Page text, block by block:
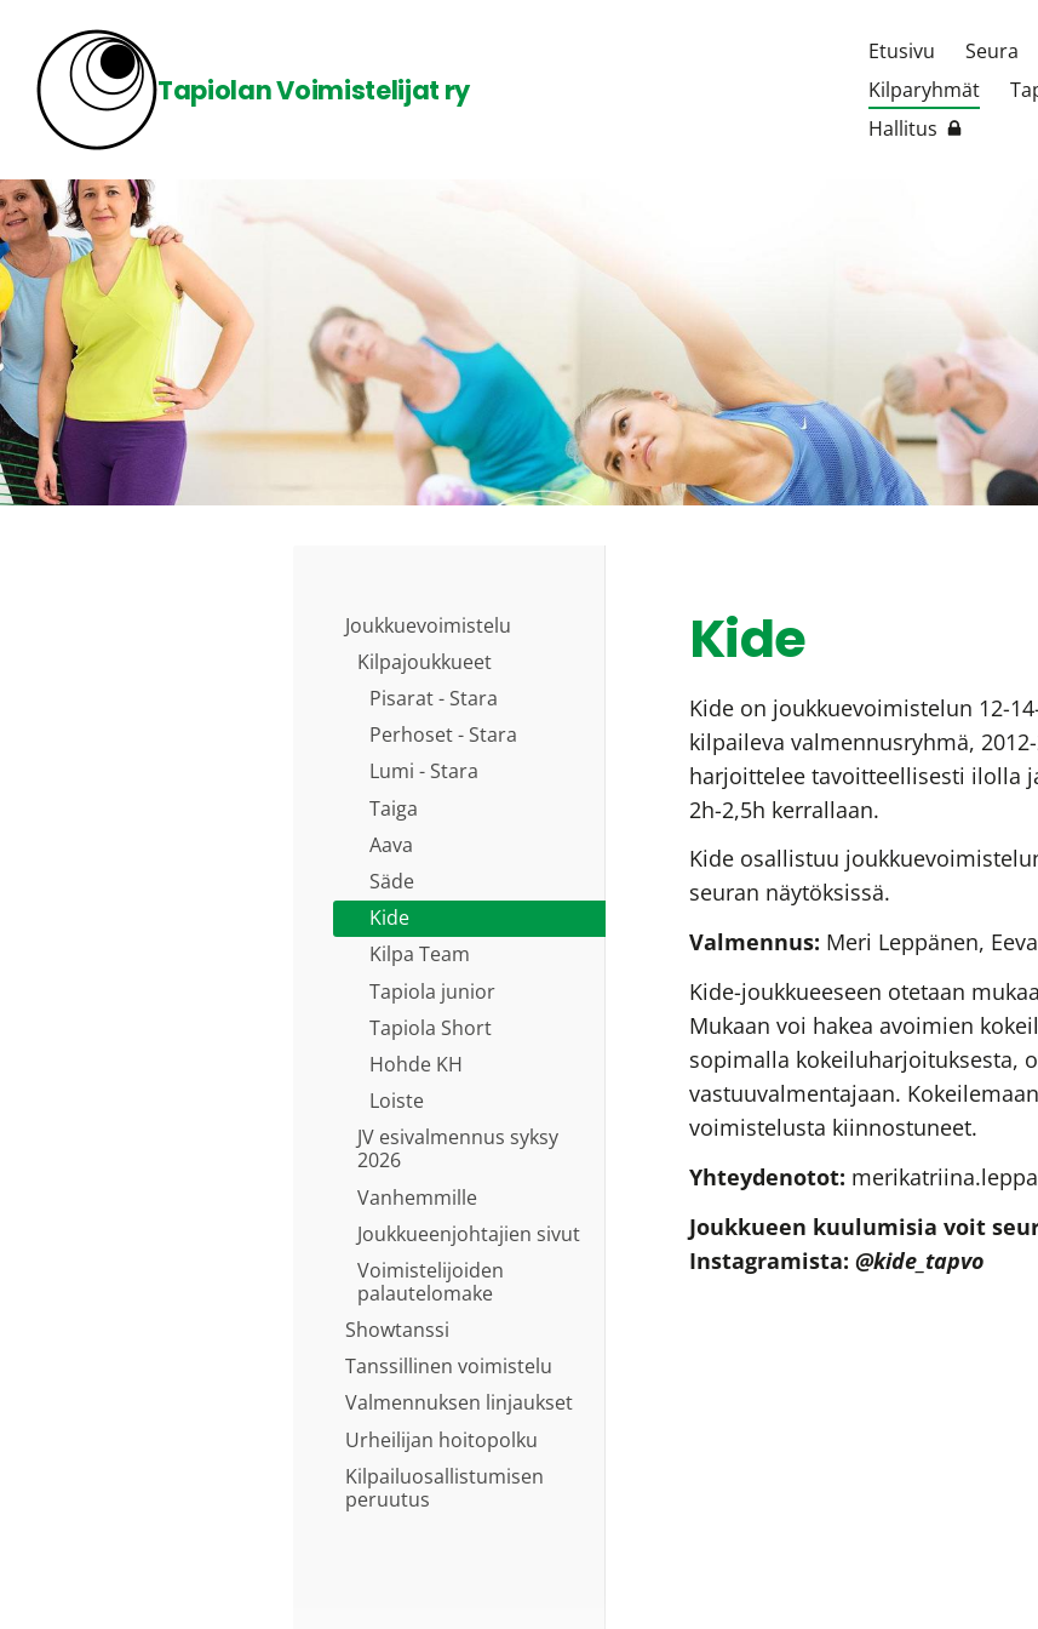
sivun
sisältöön
Tapiolan Voimistelijat ry
Etusivu Seura
Kilparyhmät
Hallitus
Joukkuevoimistelu
Kilpajoukkueet
Pisarat - Stara
Perhoset - Stara
Lumi - Stara
Taiga
Aava
Säde
Kide
Kilpa Team
Tapiola junior
Tapiola Short
Hohde KH
Loiste
JV esivalmennus syksy
2026
Vanhemmille
Joukkueenjohtajien sivut
Voimistelijoiden
palautelomake
Showtanssi
Tanssillinen voimistelu
Valmennuksen linjaukset
Urheilijan hoitopolku
Kilpailuosallistumisen
peruutus
Kide
Kide on joukkuevoimistelun 12-
kilpaileva valmennusryhmä,
harjoittelee tavoitteellisesti ilolla
2h-2,5h kerrallaan.
Kide osallistuu
seuran näytöksissä.
Valmennus: Meri Leppänen,
Kide-joukkueeseen otetaan
Mukaan voi hakea avoimien
sopimalla kokeiluharjoituksesta,
vastuuvalmentajaan.
voimistelusta kiinnostuneet.
Yhteydenotot:
Joukkueen kuulumisia voit
Instagramista: @kide_tapvo